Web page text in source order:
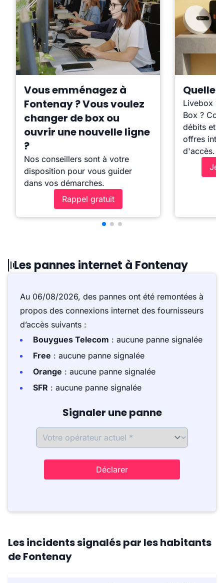
Vous emménagez à
Fontenay ? Vous voulez
changer de box ou
ouvrir une nouvelle ligne
?
Nos conseillers sont à votre
disposition pour vous guider
dans vos démarches.
Rappel gratuit
Quelle
Livebox ?
Box ?
débits et
offres
d'accès.
Je
Les pannes internet à Fontenay
Au 06/08/2026, des pannes ont été remontées à
propos des connexions internet des fournisseurs
d’accès suivants :
Bouygues Telecom : aucune panne signalée
Free : aucune panne signalée
Orange : aucune panne signalée
SFR : aucune panne signalée
Signaler une panne
Déclarer
Les incidents signalés par les habitants
de Fontenay